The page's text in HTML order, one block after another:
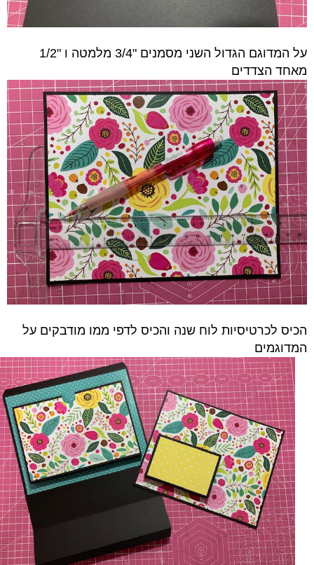
על המדוגם הגדול השני מסמנים "3/4 מלמטה ו "1/2
מאחד הצדדים
הכיס לכרטיסיות לוח שנה והכיס לדפי ממו מודבקים על
המדוגמים